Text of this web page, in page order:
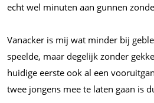
echt wel minuten aan gunnen
Vanacker is mij wat minder bij
speelde, maar degelijk zonder
huidige eerste ook al een
twee jongens mee te laten gaan is